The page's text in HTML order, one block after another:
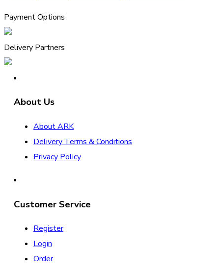
Payment Options
Delivery Partners
About Us
About ARK
Delivery Terms & Conditions
Privacy Policy
Customer Service
Register
Login
Order